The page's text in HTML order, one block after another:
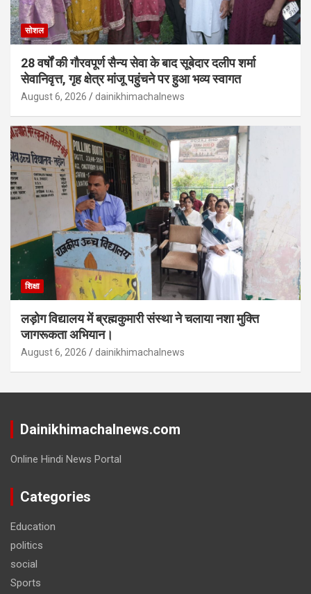
सोशल
28 वर्षों की गौरवपूर्ण सैन्य सेवा के बाद सूबेदार दलीप शर्मा
सेवानिवृत्त, गृह क्षेत्र मांजू पहुंचने पर हुआ भव्य स्वागत
August 6, 2026 dainikhimachalnews
शिक्षा
लड़ोग विद्यालय में ब्रह्मकुमारी संस्था ने चलाया नशा मुक्ति
जागरूकता अभियान।
August 6, 2026 dainikhimachalnews
Dainikhimachalnews.com
Online Hindi News Portal
Categories
Education
politics
social
Sports